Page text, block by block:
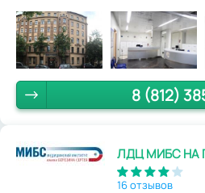
8 (812)
ЛДЦ МИБС НА
16 отзывов